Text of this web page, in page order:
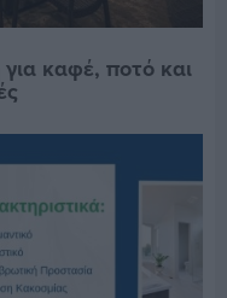
καφέ, ποτό και